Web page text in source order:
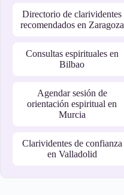
Directorio de clarividentes
recomendados en Zaragoza
Consultas espirituales en
Bilbao
Agendar sesión de
orientación espiritual en
Murcia
Clarividentes de confianza
en Valladolid